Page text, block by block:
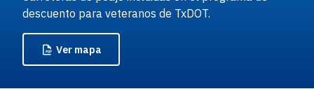
descuento para veteranos de TxDOT.
Vermapa